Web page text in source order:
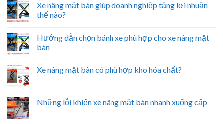
Xe nâng mặt bàn giúp doanh nghiệp tăng lợi nhuận
thế nào?
Hướng dẫn chọn bánh xe phù hợp cho xe nâng mặt
bàn
Xe nâng mặt bàn có phù hợp kho hóa chất?
Những lỗi khiến xe nâng mặt bàn nhanh xuống cấp